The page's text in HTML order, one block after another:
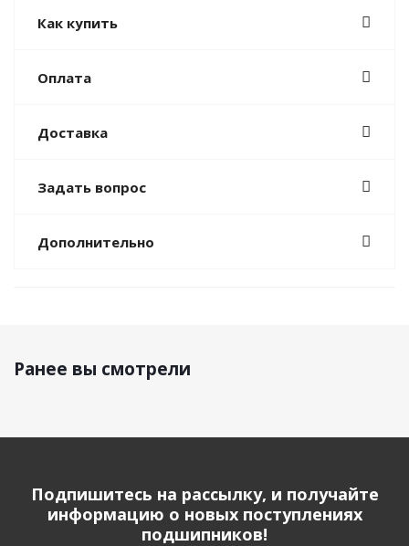
Как купить
Оплата
Доставка
Задать вопрос
Дополнительно
Ранее вы смотрели
Подпишитесь на рассылку, и получайте
информацию о новых поступлениях
подшипников!